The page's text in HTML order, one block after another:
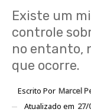
Existe um
controle
no entanto,
que ocorre.
Escrito Por Marcel
Atualizado em 27/